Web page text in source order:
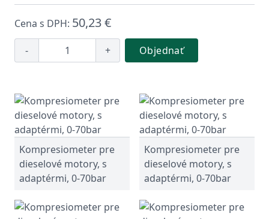
Cena s DPH: 50,23 €
- + Objednať
Kompresiometer pre
dieselové motory, s
adaptérmi, 0-70bar
Kompresiometer pre
dieselové motory, s
adaptérmi, 0-70bar